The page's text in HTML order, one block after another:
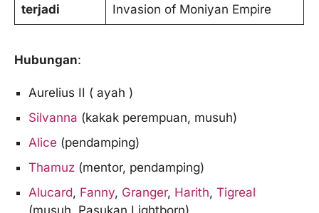
terjadi
Invasion of Moniyan Empire
Hubungan:
Aurelius II ( ayah )
Silvanna (kakak perempuan, musuh)
Alice (pendamping)
Thamuz (mentor, pendamping)
Alucard, Fanny, Granger, Harith, Tigreal